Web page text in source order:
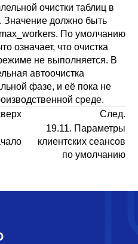
очистки таблиц в
Значение должно быть
. По умолчанию
означает, что очистка
не выполняется. В
автоочистка
фазе, и её пока не
среде.
След.
19.11. Параметры
клиентских сеансов
по умолчанию